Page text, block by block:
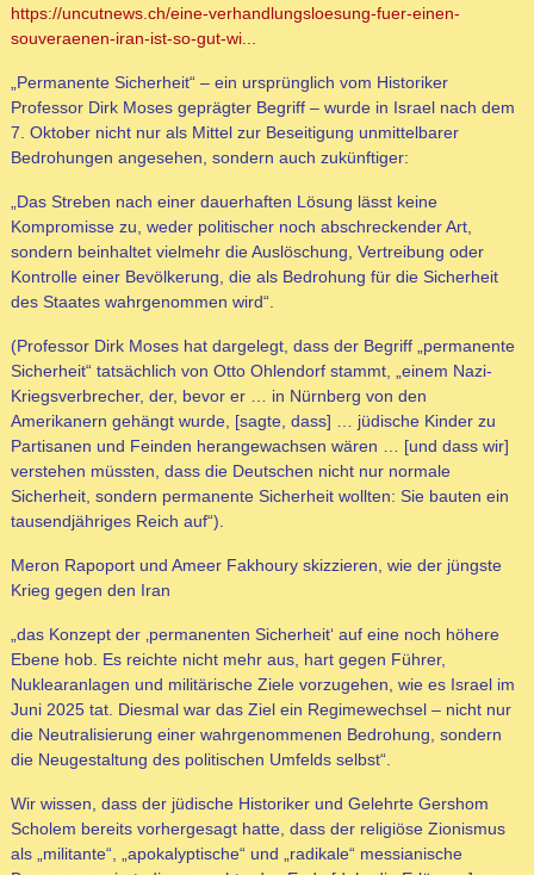
https://uncutnews.ch/eine-verhandlungsloesung-fuer-einen-
souveraenen-iran-ist-so-gut-wi...
„Permanente Sicherheit“ – ein ursprünglich vom Historiker
Professor Dirk Moses geprägter Begriff – wurde in Israel nach dem
7. Oktober nicht nur als Mittel zur Beseitigung unmittelbarer
Bedrohungen angesehen, sondern auch zukünftiger:
„Das Streben nach einer dauerhaften Lösung lässt keine
Kompromisse zu, weder politischer noch abschreckender Art,
sondern beinhaltet vielmehr die Auslöschung, Vertreibung oder
Kontrolle einer Bevölkerung, die als Bedrohung für die Sicherheit
des Staates wahrgenommen wird“.
(Professor Dirk Moses hat dargelegt, dass der Begriff „permanente
Sicherheit“ tatsächlich von Otto Ohlendorf stammt, „einem Nazi-
Kriegsverbrecher, der, bevor er … in Nürnberg von den
Amerikanern gehängt wurde, [sagte, dass] … jüdische Kinder zu
Partisanen und Feinden herangewachsen wären … [und dass wir]
verstehen müssten, dass die Deutschen nicht nur normale
Sicherheit, sondern permanente Sicherheit wollten: Sie bauten ein
tausendjähriges Reich auf“).
Meron Rapoport und Ameer Fakhoury skizzieren, wie der jüngste
Krieg gegen den Iran
„das Konzept der ‚permanenten Sicherheit‘ auf eine noch höhere
Ebene hob. Es reichte nicht mehr aus, hart gegen Führer,
Nuklearanlagen und militärische Ziele vorzugehen, wie es Israel im
Juni 2025 tat. Diesmal war das Ziel ein Regimewechsel – nicht nur
die Neutralisierung einer wahrgenommenen Bedrohung, sondern
die Neugestaltung des politischen Umfelds selbst“.
Wir wissen, dass der jüdische Historiker und Gelehrte Gershom
Scholem bereits vorhergesagt hatte, dass der religiöse Zionismus
als „militante“, „apokalyptische“ und „radikale“ messianische